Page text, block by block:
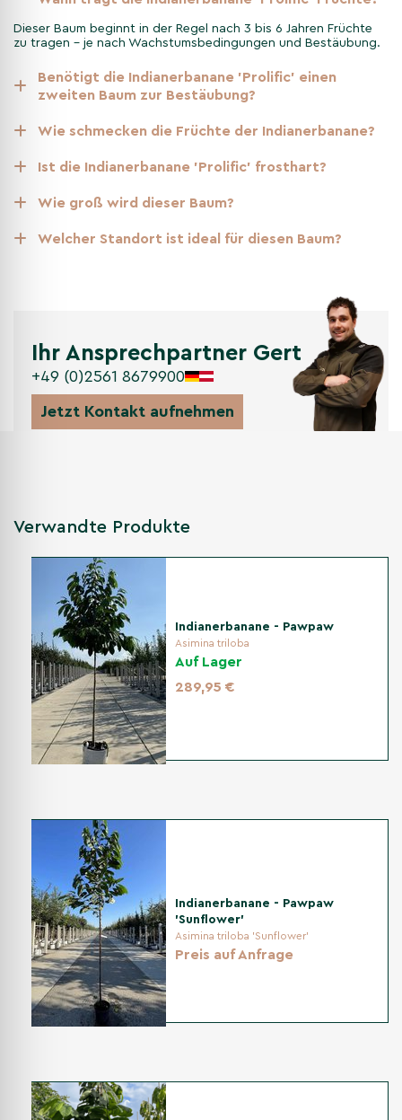
Dieser Baum beginnt in der Regel nach 3 bis 6 Jahren Früchte
zu tragen – je nach Wachstumsbedingungen und Bestäubung.
Benötigt die Indianerbanane 'Prolific' einen
zweiten Baum zur Bestäubung?
Wie schmecken die Früchte der Indianerbanane?
Ist die Indianerbanane 'Prolific' frosthart?
Wie groß wird dieser Baum?
Welcher Standort ist ideal für diesen Baum?
Ihr Ansprechpartner Gert
+49 (0)2561 8679900
Jetzt Kontakt aufnehmen
Verwandte Produkte
Indianerbanane - Pawpaw
Asimina triloba
Auf Lager
289,95 €
Indianerbanane - Pawpaw
'Sunflower'
Asimina triloba 'Sunflower'
Preis auf Anfrage